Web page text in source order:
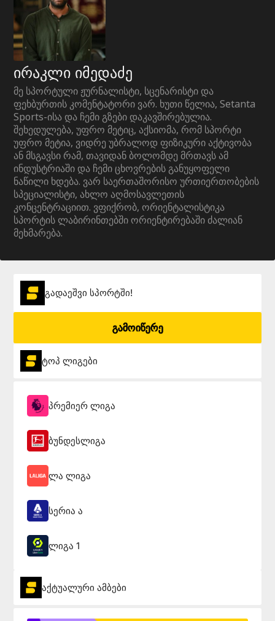
ირაკლი იმედაძე
მე სპორტული ჟურნალისტი, სცენარისტი და
ფეხბურთის კომენტატორი ვარ. ხუთი წელია, Setanta
Sports-ისა და ჩემი გზები დაკავშირებულია.
შეხედულება, უფრო მეტიც, აქსიომა, რომ სპორტი
უფრო მეტია, ვიდრე უბრალოდ ფიზიკური აქტივობა
ან მსგავსი რამ, თავიდან ბოლომდე მრთავს ამ
ინდუსტრიაში და ჩემი ცხოვრების განუყოფელი
ნაწილი ხდება. ვარ საერთაშორისო ურთიერთობების
სპეციალისტი, ახლო აღმოსავლეთის
კონცენტრაციით. ვფიქრობ, ორიენტალისტიკა
სპორტის ლაბირინთებში ორიენტირებაში ძალიან
მეხმარება.
გადაეშვი სპორტში!
გამოიწერე
ტოპ ლიგები
პრემიერ ლიგა
ბუნდესლიგა
ლა ლიგა
სერია ა
ლიგა 1
აქტუალური ამბები